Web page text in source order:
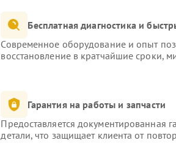
Бесплатная диагностика и
Современное оборудование и опыт
восстановление в кратчайшие сроки,
Гарантия на работы и запчасти
Предоставляется документированная
детали, что защищает клиента от